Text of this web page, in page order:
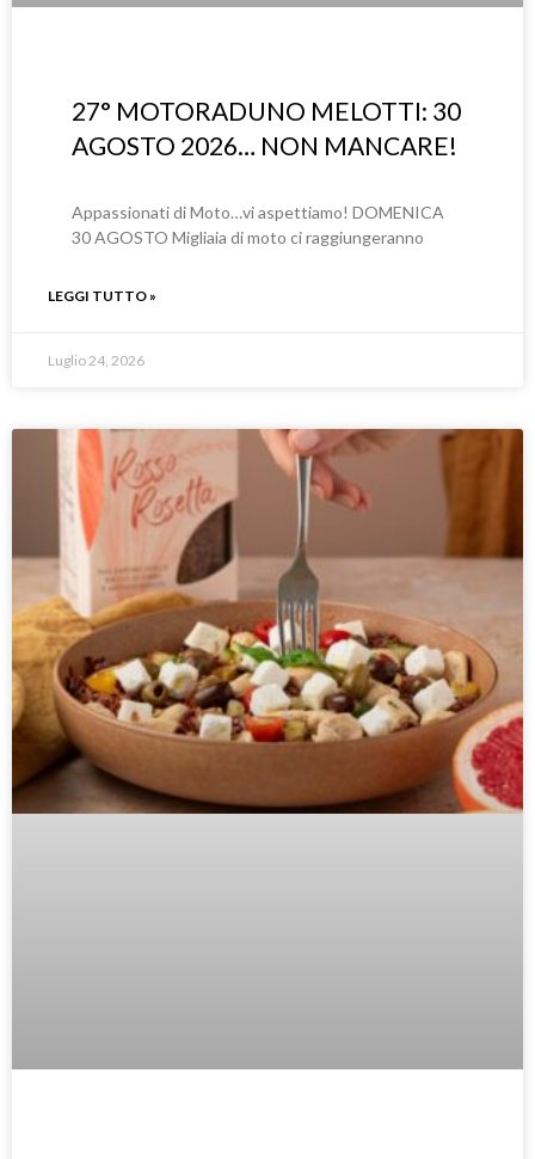
27° MOTORADUNO MELOTTI: 30
AGOSTO 2026… NON MANCARE!
Appassionati di Moto…vi aspettiamo! DOMENICA
30 AGOSTO Migliaia di moto ci raggiungeranno
LEGGI TUTTO »
Luglio 24, 2026